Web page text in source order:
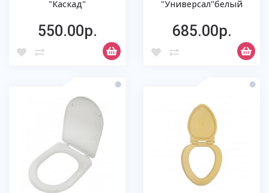
"Каскад"
550.00р.
"Универсал"белый
685.00р.